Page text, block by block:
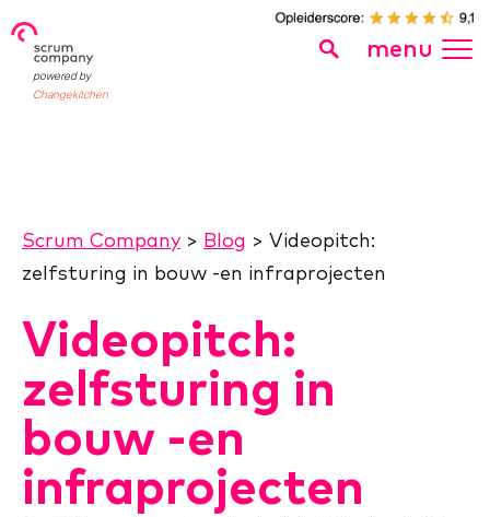
powered by
Changekitchen
menu
Scrum Company> Blog > Videopitch:
zelfsturing in bouw -en infraprojecten
Videopitch:
zelfsturing in
bouw -en
infraprojecten